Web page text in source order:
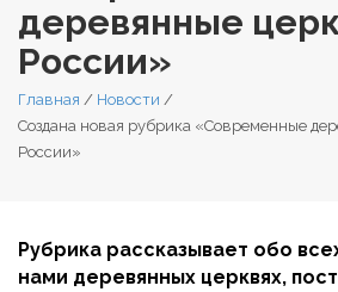
деревянные
России»
Главная / Новости /
Создана новая рубрика «Современные
России»
Рубрика рассказывает обо
нами деревянных церквях,